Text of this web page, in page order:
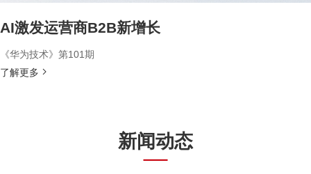
AI激发运营商B2B新增长
《华为技术》第101期
了解更多
新闻动态